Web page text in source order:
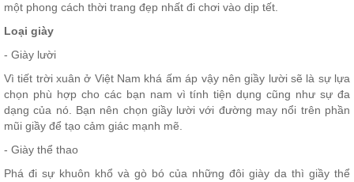
một phong cách thời trang đẹp nhất đi chơi vào dịp tết.
Loại giày
- Giày lười
Vì tiết trời xuân ở Việt Nam khá ấm áp vậy nên giầy lười sẽ là sự lựa
chọn phù hợp cho các bạn nam vì tính tiện dụng cũng như sự đa
dạng của nó. Bạn nên chọn giầy lười với đường may nổi trên phần
mũi giầy để tạo cảm giác mạnh mẽ.
- Giày thể thao
Phá đi sự khuôn khổ và gò bó của những đôi giày da thì giầy thể